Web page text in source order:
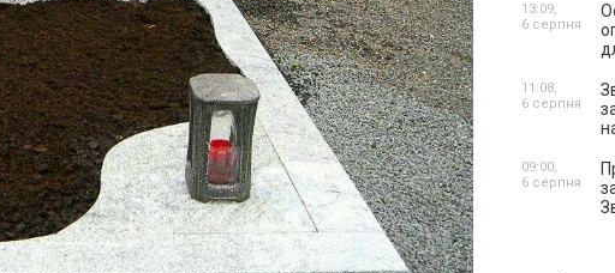
13:09,
6 серпня
11:08,
6 серпня
09:00,
6 серпня